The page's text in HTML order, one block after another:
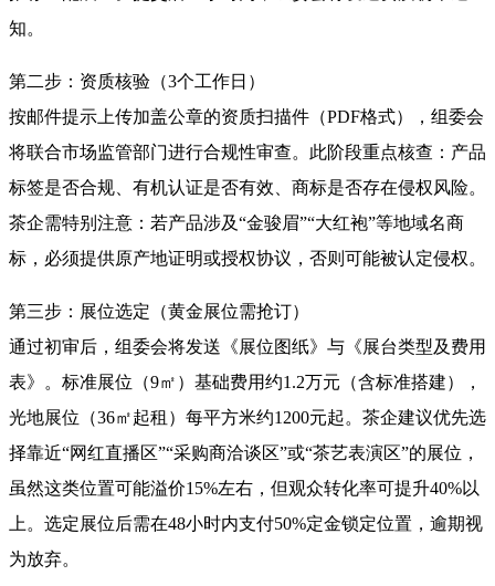
知。
第二步：资质核验（3个工作日）
按邮件提示上传加盖公章的资质扫描件（PDF格式），组委会
将联合市场监管部门进行合规性审查。此阶段重点核查：产品
标签是否合规、有机认证是否有效、商标是否存在侵权风险。
茶企需特别注意：若产品涉及“金骏眉”“大红袍”等地域名商
标，必须提供原产地证明或授权协议，否则可能被认定侵权。
第三步：展位选定（黄金展位需抢订）
通过初审后，组委会将发送《展位图纸》与《展台类型及费用
表》。标准展位（9㎡）基础费用约1.2万元（含标准搭建），
光地展位（36㎡起租）每平方米约1200元起。茶企建议优先选
择靠近“网红直播区”“采购商洽谈区”或“茶艺表演区”的展位，
虽然这类位置可能溢价15%左右，但观众转化率可提升40%以
上 。选定展位后需在48小时内支付50%定金锁定位置，逾期视
为放弃。